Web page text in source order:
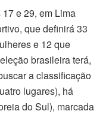
e 29, em Lima
que definirá 33
e 12 que
brasileira terá,
a classificação
lugares), há
do Sul), marcada